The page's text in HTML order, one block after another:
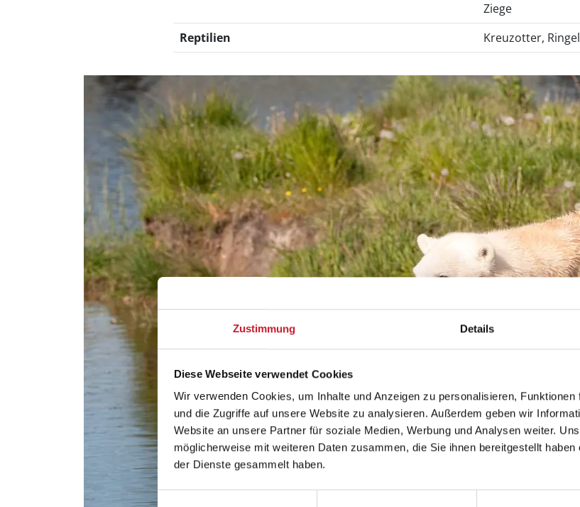
Zustimmung Details
Diese Webseite verwendet Cookies
Wir verwenden Cookies, um Inhalte und Anzeigen zu personalisieren,
und die Zugriffe auf unsere Website zu analysieren. Außerdem geben wir
Website an unsere Partner für soziale Medien, Werbung und Analysen weiter.
möglicherweise mit weiteren Daten zusammen, die Sie ihnen bereitgestellt
der Dienste gesammelt haben.
Ziege
Reptilien
Kreuzotter,